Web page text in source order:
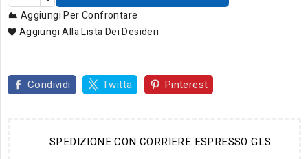
Aggiungi Per Confrontare
Aggiungi Alla Lista Dei Desideri
Condividi Twitta Pinterest
SPEDIZIONE CON CORRIERE ESPRESSO GLS